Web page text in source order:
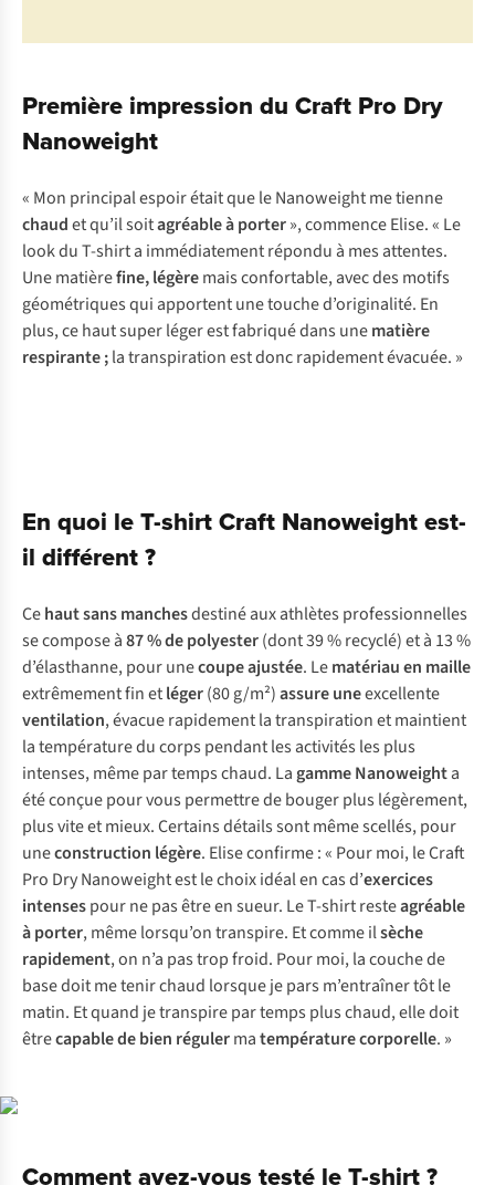
Première impression du Craft Pro Dry
Nanoweight
« Mon principal espoir était que le Nanoweight me tienne
chaudet qu’il soitagréable à porter», commence Elise. « Le
look du T-shirt a immédiatement répondu à mes attentes.
Une matièrefine, légèremais confortable, avec des motifs
géométriques qui apportent une touche d’originalité. En
plus, ce haut super léger est fabriqué dans unematière
respirante ;la transpiration est donc rapidement évacuée. »
En quoi le T-shirt Craft Nanoweight est-
il différent ?
Cehaut sans manchesdestiné aux athlètes professionnelles
se compose à87 % de polyester(dont 39 % recyclé) et à 13 %
d’élasthanne, pour unecoupe ajustée. Lematériau en maille
extrêmement fin etléger(80 g/m²)assure uneexcellente
ventilation, évacue rapidement la transpiration et maintient
la température du corps pendant les activités les plus
intenses, même par temps chaud. La gamme Nanoweighta
été conçue pour vous permettre de bouger plus légèrement,
plus vite et mieux. Certains détails sont même scellés, pour
uneconstruction légère. Elise confirme : « Pour moi, le Craft
Pro Dry Nanoweight est le choix idéal en cas d’exercices
intensespour ne pas être en sueur. Le T-shirt resteagréable
àporter, même lorsqu’on transpire. Et comme ilsèche
rapidement, on n’a pas trop froid. Pour moi, la couche de
base doit me tenir chaud lorsque je pars m’entraîner tôt le
matin. Et quand je transpire par temps plus chaud, elle doit
êtrecapable de bien régulermatempérature corporelle. »
Comment avez-vous testé le T-shirt ?